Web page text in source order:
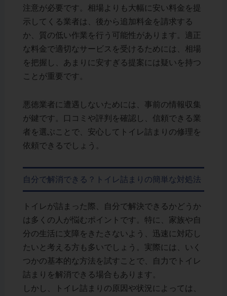
注意が必要です。相場よりも大幅に安い料金を提
示してくる業者は、後から追加料金を請求する
か、質の低い作業を行う可能性があります。適正
な料金で適切なサービスを受けるためには、相場
を把握し、あまりに安すぎる提案には疑いを持つ
ことが重要です。
悪徳業者に遭遇しないためには、事前の情報収集
が鍵です。口コミや評判を確認し、信頼できる業
者を選ぶことで、安心してトイレ詰まりの修理を
依頼できるでしょう。
自分で解消できる？トイレ詰まりの簡単な対処法
トイレが詰まった際、自分で解決できるかどうか
は多くの人が悩むポイントです。特に、家族や自
分の生活に支障をきたさないよう、迅速に対応し
たいと考える方も多いでしょう。実際には、いく
つかの基本的な方法を試すことで、自力でトイレ
詰まりを解消できる場合もあります。
しかし、トイレ詰まりの原因や状況によっては、